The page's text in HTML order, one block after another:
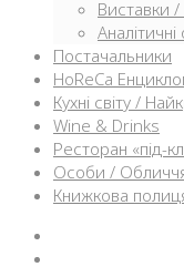
Виставки
Постачальники
HoReCa
Кухні світу /
Wine & Drinks
Ресторан «під-
Особи /
Книжкова